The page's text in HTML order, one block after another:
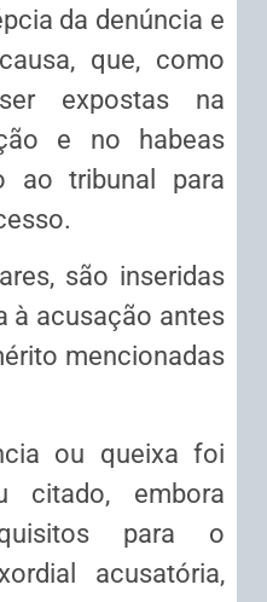
da denúncia e
que, como
expostas na
e no habeas
ao tribunal para
são inseridas
à acusação antes
mencionadas
ou queixa foi
citado, embora
para o
acusatória,